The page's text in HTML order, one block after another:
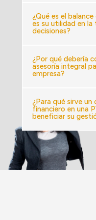
¿Qué es el
es su utilidad en la
decisiones?
¿Por qué debería
asesoría integral
empresa?
¿Para qué sirve
financiero en una
beneficiar su